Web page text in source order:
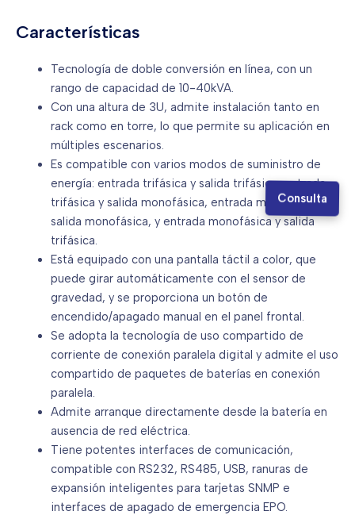
Características
Tecnología de doble conversión en línea, con un
rango de capacidad de 10-40kVA.
Con una altura de 3U, admite instalación tanto en
rack como en torre, lo que permite su aplicación en
múltiples escenarios.
Es compatible con varios modos de suministro de
energía: entrada trifásica y salida trifásica, entrada
trifásica y salida monofásica, entrada monofásica y
salida monofásica, y entrada monofásica y salida
trifásica.
Está equipado con una pantalla táctil a color, que
puede girar automáticamente con el sensor de
gravedad, y se proporciona un botón de
encendido/apagado manual en el panel frontal.
Se adopta la tecnología de uso compartido de
corriente de conexión paralela digital y admite el uso
compartido de paquetes de baterías en conexión
paralela.
Admite arranque directamente desde la batería en
ausencia de red eléctrica.
Tiene potentes interfaces de comunicación,
compatible con RS232, RS485, USB, ranuras de
expansión inteligentes para tarjetas SNMP e
interfaces de apagado de emergencia EPO.
Consulta